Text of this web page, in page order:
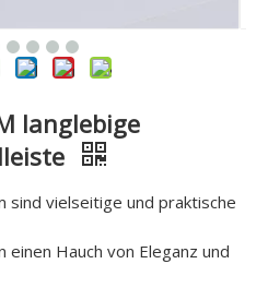
langlebige
sind vielseitige und praktische
Hauch von Eleganz und